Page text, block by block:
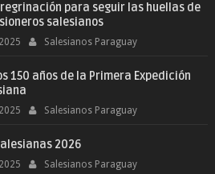
para seguir las huellas de
salesianos
Salesianos Paraguay
150 años de la Primera Expedición
Salesianos Paraguay
2026
Salesianos Paraguay